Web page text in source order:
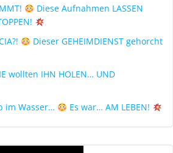
Diese Aufnahmen LASSEN
Dieser GEHEIMDIENST gehorcht
wollten IHN HOLEN… UND
im Wasser…
Es war… AM LEBEN!